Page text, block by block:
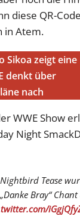
diese QR-
in Atem.
Sikoa zeigt eine
denkt über
nach
WWE Show
Night
Tease
Bray“